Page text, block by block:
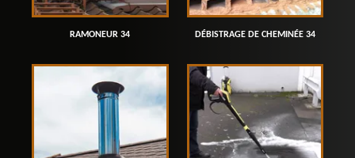
RAMONEUR 34 DÉBISTRAGE DE CHEMINÉE 34